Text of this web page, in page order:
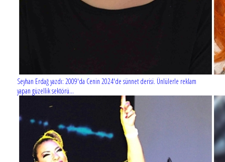
Seyhan Erdağ yazdı: 2009'da Cenin 2024'de sünnet derisi. Ünlülerle reklam
yapan güzellik sektörü...